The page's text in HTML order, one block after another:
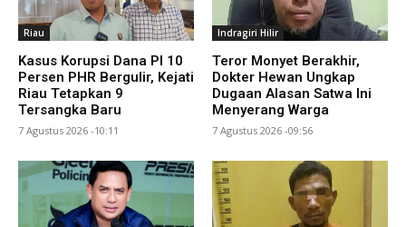
Riau
Kasus Korupsi Dana PI 10
Persen PHR Bergulir, Kejati
Riau Tetapkan 9
Tersangka Baru
7 Agustus 2026 -10:11
Indragiri Hilir
Teror Monyet Berakhir,
Dokter Hewan Ungkap
Dugaan Alasan Satwa Ini
Menyerang Warga
7 Agustus 2026 -09:56